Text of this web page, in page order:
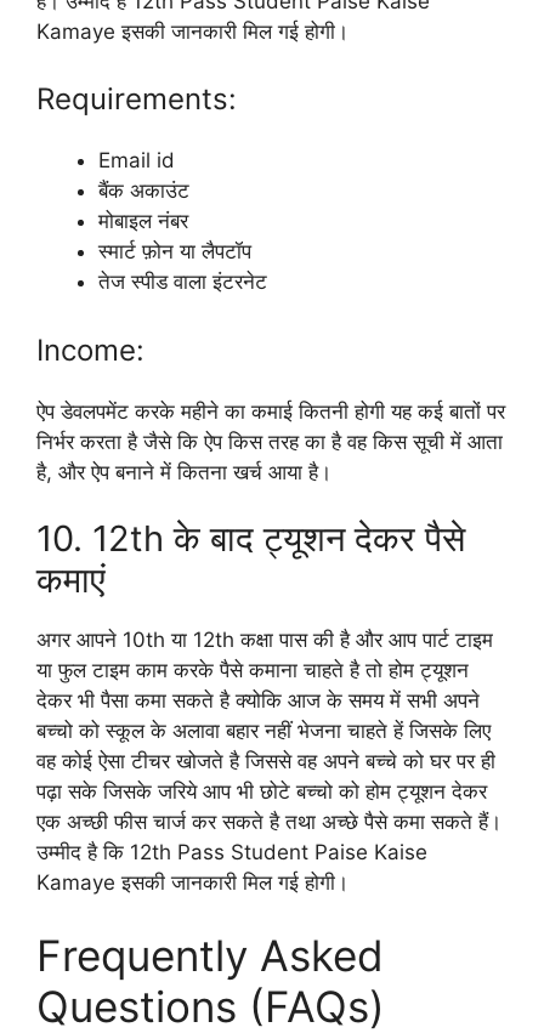
Kamaye इसकी जानकारी मिल गई होगी।
Requirements:
Email id
बैंक अकाउंट
मोबाइल नंबर
स्मार्ट फ़ोन या लैपटॉप
तेज स्पीड वाला इंटरनेट
Income:
ऐप डेवलपमेंट करके महीने का कमाई कितनी होगी यह कई बातों पर
निर्भर करता है जैसे कि ऐप किस तरह का है वह किस सूची में आता
है, और ऐप बनाने में कितना खर्च आया है।
10. 12th के बाद ट्यूशन देकर पैसे
कमाएं
अगर आपने 10th या 12th कक्षा पास की है और आप पार्ट टाइम
या फुल टाइम काम करके पैसे कमाना चाहते है तो होम ट्यूशन
देकर भी पैसा कमा सकते है क्योकि आज के समय में सभी अपने
बच्चो को स्कूल के अलावा बहार नहीं भेजना चाहते हें जिसके लिए
वह कोई ऐसा टीचर खोजते है जिससे वह अपने बच्चे को घर पर ही
पढ़ा सके जिसके जरिये आप भी छोटे बच्चो को होम ट्यूशन देकर
एक अच्छी फीस चार्ज कर सकते है तथा अच्छे पैसे कमा सकते हैं।
उम्मीद है कि 12th Pass Student Paise Kaise
Kamaye इसकी जानकारी मिल गई होगी।
Frequently Asked
Questions (FAQs)